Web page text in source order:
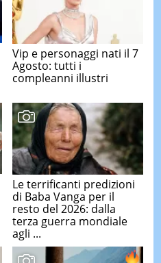
Vip e personaggi nati il 7
Agosto: tutti i
compleanni illustri
Le terrificanti predizioni
di Baba Vanga per il
resto del 2026: dalla
terza guerra mondiale
agli ...